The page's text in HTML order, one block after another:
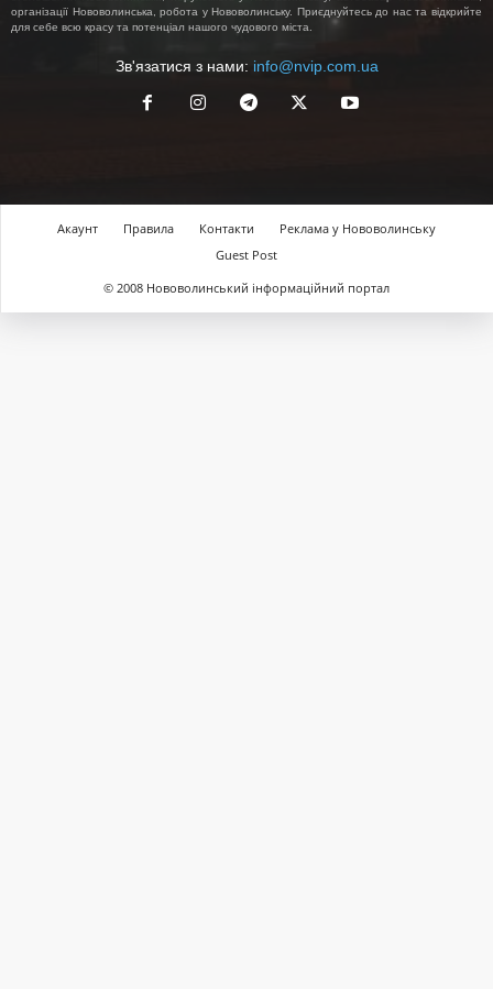
організації Нововолинська, робота у Нововолинську. Приєднуйтесь до нас та відкрийте
для себе всю красу та потенціал нашого чудового міста.
Зв'язатися з нами: info@nvip.com.ua
Акаунт Правила Контакти
Реклама у Нововолинську
Guest Post
© 2008 Нововолинський інформаційний портал